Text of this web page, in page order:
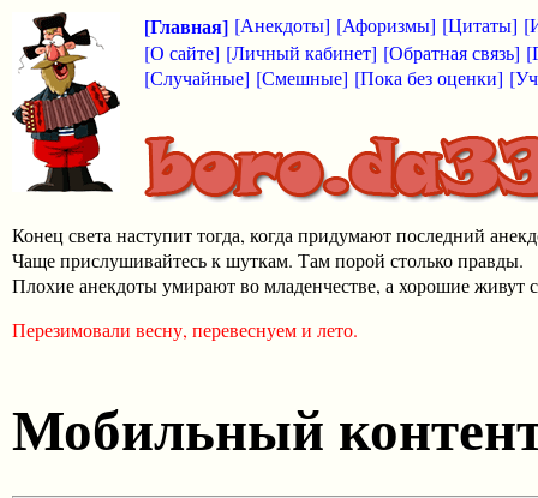
[Главная] [Анекдоты] [Афоризмы] [Цитаты]
[О сайте] [Личный кабинет] [Обратная связь]
[Случайные] [Смешные] [Пока без оценки]
Конец света наступит тогда, когда придумают последний
Чаще прислушивайтесь к шуткам. Там порой столько правды.
Плохие анекдоты умирают во младенчестве, а хорошие живут
Перезимовали весну, перевеснуем и лето.
Мобильный